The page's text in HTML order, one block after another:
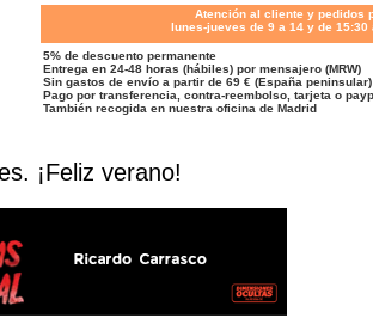
Atención al cliente y pedidos
lunes-jueves de 9 a 14 y de 15:30
5% de descuento permanente
Entrega en 24-48 horas (hábiles) por mensajero (MRW)
Sin gastos de envío a partir de 69 € (España peninsular)
Pago por transferencia, contra-reembolso, tarjeta o
También recogida en nuestra oficina de Madrid
¡Feliz verano!